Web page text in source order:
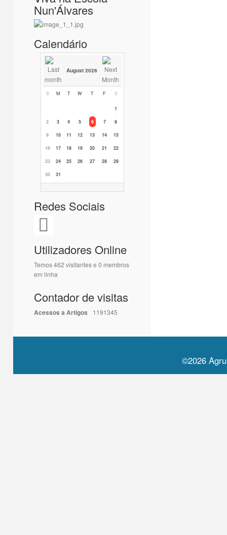
Nun'Álvares
Calendário
August 2026
S M T W T F S
1
2
3 4 5 6 7
8
9
10 11 12 13 14
15
16
17 18 19 20 21
22
23
24 25 26 27 28
29
30
31
Redes Sociais
Utilizadores Online
Temos 462 visitantes e 0 membros
em linha
Contador de visitas
Acessos a Artigos 1191345
©2026